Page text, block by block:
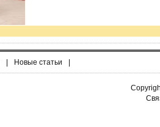
| Новые статьи |